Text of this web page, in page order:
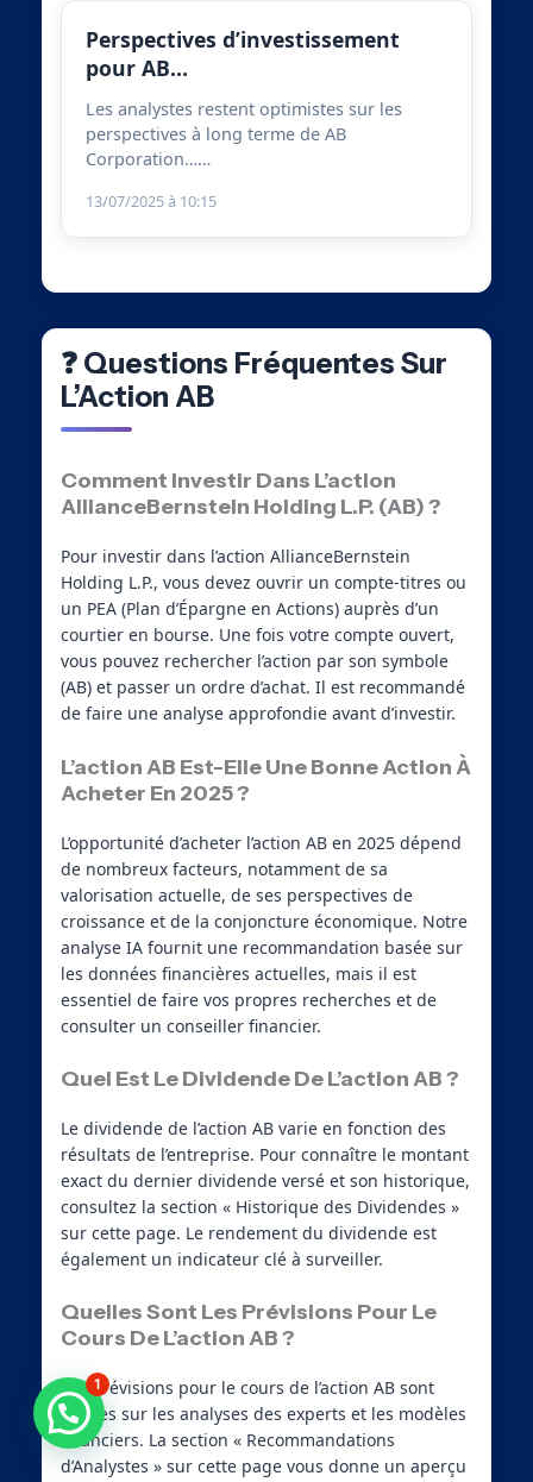
Perspectives d’investissement
pour AB…
Les analystes restent optimistes sur les
perspectives à long terme de AB
Corporation……
13/07/2025 à 10:15
❓ Questions Fréquentes Sur
L’Action AB
Comment Investir Dans L’action
AllianceBernstein Holding L.P. (AB) ?
Pour investir dans l’action AllianceBernstein
Holding L.P., vous devez ouvrir un compte-titres ou
un PEA (Plan d’Épargne en Actions) auprès d’un
courtier en bourse. Une fois votre compte ouvert,
vous pouvez rechercher l’action par son symbole
(AB) et passer un ordre d’achat. Il est recommandé
de faire une analyse approfondie avant d’investir.
L’action AB Est-Elle Une Bonne Action À
Acheter En 2025 ?
L’opportunité d’acheter l’action AB en 2025 dépend
de nombreux facteurs, notamment de sa
valorisation actuelle, de ses perspectives de
croissance et de la conjoncture économique. Notre
analyse IA fournit une recommandation basée sur
les données financières actuelles, mais il est
essentiel de faire vos propres recherches et de
consulter un conseiller financier.
Quel Est Le Dividende De L’action AB ?
Le dividende de l’action AB varie en fonction des
résultats de l’entreprise. Pour connaître le montant
exact du dernier dividende versé et son historique,
consultez la section « Historique des Dividendes »
sur cette page. Le rendement du dividende est
également un indicateur clé à surveiller.
Quelles Sont Les Prévisions Pour Le
Cours De L’action AB ?
Les prévisions pour le cours de l’action AB sont
basées sur les analyses des experts et les modèles
financiers. La section « Recommandations
d’Analystes » sur cette page vous donne un aperçu
Besoin d'aide ?
1